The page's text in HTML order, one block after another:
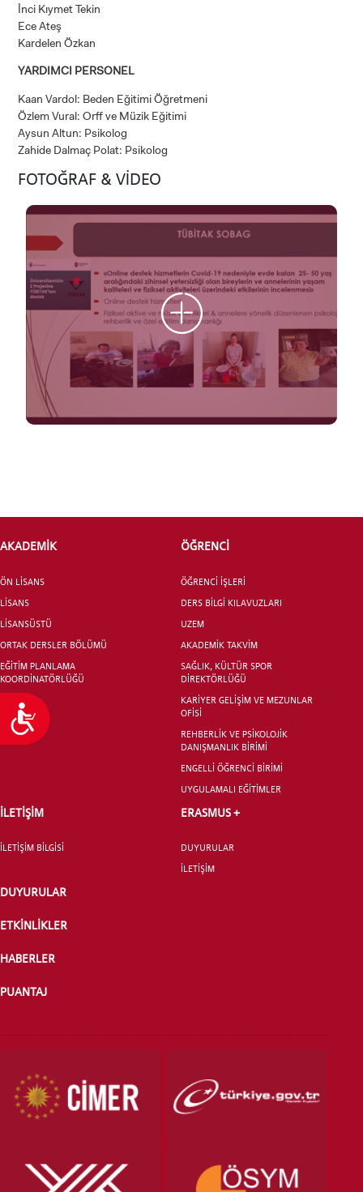
Ulaşılabilirlik
İnci Kıymet Tekin
Ece Ateş
Kardelen Özkan
YARDIMCI PERSONEL
Kaan Vardol: Beden Eğitimi Öğretmeni
Özlem Vural: Orff ve Müzik Eğitimi
Aysun Altun: Psikolog
Zahide Dalmaç Polat: Psikolog
FOTOĞRAF & VİDEO
AKADEMİK
ÖN LİSANS
LİSANS
LİSANSÜSTÜ
ORTAK DERSLER BÖLÜMÜ
EĞİTİM PLANLAMA
KOORDİNATÖRLÜĞÜ
ÖĞRENCİ
ÖĞRENCİ İŞLERİ
DERS BİLGİ KILAVUZLARI
UZEM
AKADEMİK TAKVİM
SAĞLIK, KÜLTÜR SPOR
DİREKTÖRLÜĞÜ
KARİYER GELİŞİM VE MEZUNLAR
OFİSİ
REHBERLİK VE PSİKOLOJİK
DANIŞMANLIK BİRİMİ
ENGELLİ ÖĞRENCİ BİRİMİ
UYGULAMALI EĞİTİMLER
İLETİŞİM
İLETİŞİM BİLGİSİ
ERASMUS +
DUYURULAR
İLETİŞİM
DUYURULAR
ETKİNLİKLER
HABERLER
PUANTAJ